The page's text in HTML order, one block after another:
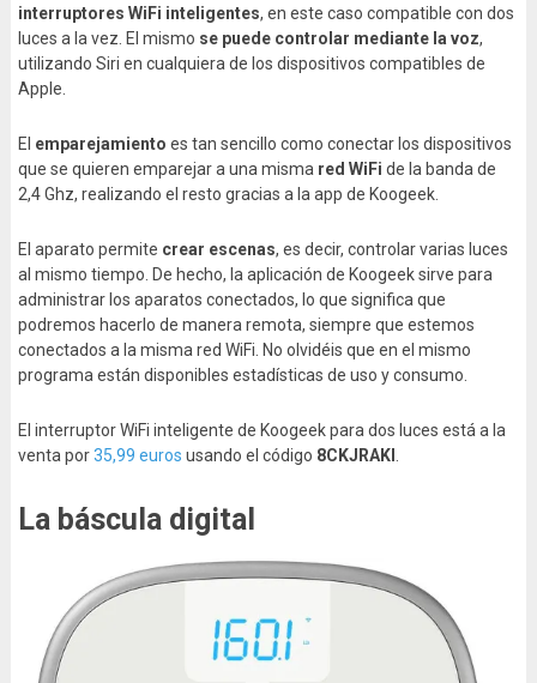
interruptores WiFi inteligentes, en este caso compatible con dos
luces a la vez. El mismo se puede controlar mediante la voz,
utilizando Siri en cualquiera de los dispositivos compatibles de
Apple.
El emparejamiento es tan sencillo como conectar los dispositivos
que se quieren emparejar a una misma red WiFi de la banda de
2,4 Ghz, realizando el resto gracias a la app de Koogeek.
El aparato permite crear escenas, es decir, controlar varias luces
al mismo tiempo. De hecho, la aplicación de Koogeek sirve para
administrar los aparatos conectados, lo que significa que
podremos hacerlo de manera remota, siempre que estemos
conectados a la misma red WiFi. No olvidéis que en el mismo
programa están disponibles estadísticas de uso y consumo.
El interruptor WiFi inteligente de Koogeek para dos luces está a la
venta por35,99 euros usando el código 8CKJRAKI .
La báscula digital